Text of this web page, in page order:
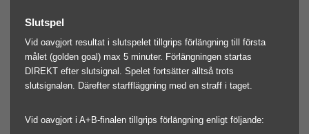
Slutspel
Vid oavgjort resultat i slutspelet tillgrips förlängning till första
målet (golden goal) max 5 minuter. Förlängningen startas
DIREKT efter slutsignal. Spelet fortsätter alltså trots
slutsignalen. Därefter starffläggning med en straff i taget.
Vid oavgjort i A+B-finalen tillgrips förlängning enligt följande: